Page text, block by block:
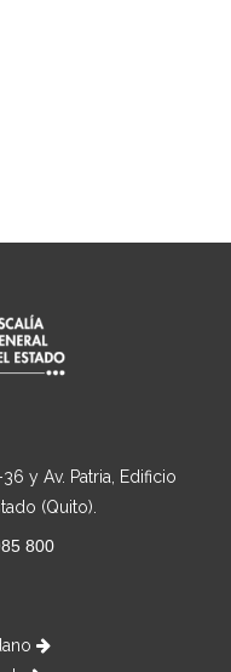
y Av. Patria, Edificio
(Quito).
800